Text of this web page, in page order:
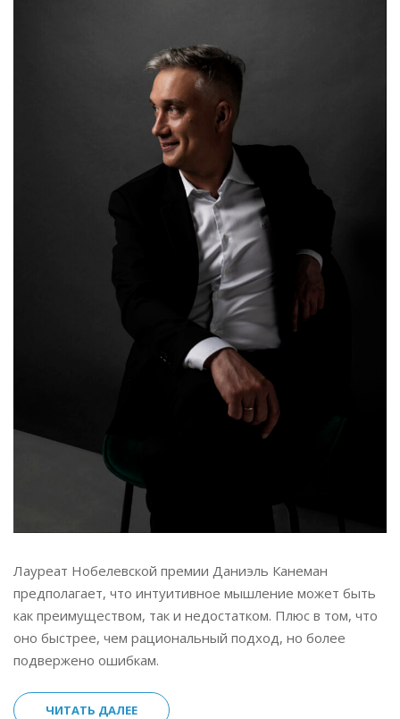
Лауреат Нобелевской премии Даниэль Канеман
предполагает, что интуитивное мышление может быть
как преимуществом, так и недостатком. Плюс в том, что
оно быстрее, чем рациональный подход, но более
подвержено ошибкам.
ЧИТАТЬ ДАЛЕЕ